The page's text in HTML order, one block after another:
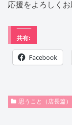
応援をよろしくお
共有:
Facebook
思うこと（店長篇）